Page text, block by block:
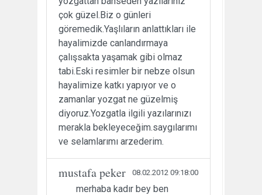
çok güzel.Biz o günleri
göremedik.Yaşlıların anlattıkları ile
hayalimizde canlandırmaya
çalışsakta yaşamak gibi olmaz
tabi.Eski resimler bir nebze olsun
hayalimize katkı yapıyor ve o
zamanlar yozgat ne güzelmiş
diyoruz.Yozgatla ilgili yazılarınızı
merakla bekleyeceğim.saygılarımı
ve selamlarımı arzederim.
mustafa peker 08.02.2012 09:18:00
merhaba kadır bey ben